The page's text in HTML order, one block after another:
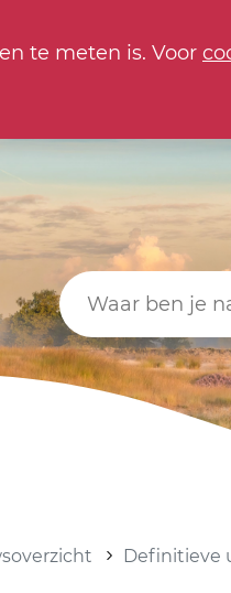
te meten is. Voor
Waar ben je naar
Definitieve